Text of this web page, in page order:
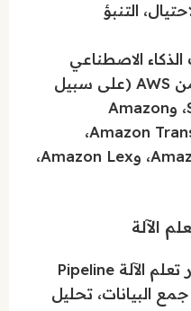
التنبؤ
الاصطناعي
وتعلم الآلة المدارة من AWS (على سبيل
المثال، SageMaker، وAmazon
Transcribe، وAmazon Translate،
وAmazon Comprehend، وAmazon Lex،
الآلة
وصف مكونات مسار تعلم الآلة Pipeline
البيانات، تحليل